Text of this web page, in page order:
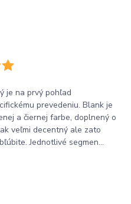
je na prvý pohľad
prevedeniu. Blank je
a čiernej farbe, doplnený o
veľmi decentný ale zato
Jednotlivé segmen...